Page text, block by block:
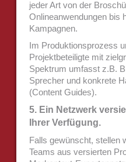
jeder Art von der
Onlineanwendungen bis
Kampagnen.
Im Produktionsprozess
Projektbeteiligte mit
Spektrum umfasst z.B.
Sprecher und konkrete
(Content Guides).
5. Ein Netzwerk
Ihrer Verfügung.
Falls gewünscht, stellen
Teams aus versierten